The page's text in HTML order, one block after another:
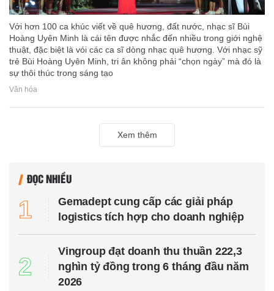
Với hơn 100 ca khúc viết về quê hương, đất nước, nhạc sĩ Bùi
Hoàng Uyên Minh là cái tên được nhắc đến nhiều trong giới nghệ
thuật, đặc biệt là vói các ca sĩ dòng nhạc quê hương. Với nhạc sỹ
trẻ Bùi Hoàng Uyên Minh, tri ân không phải “chọn ngày” mà đó là
sự thôi thúc trong sáng tạo
Văn hóa
Xem thêm
ĐỌC NHIỀU
1
Gemadept cung cấp các giải pháp
logistics tích hợp cho doanh nghiệp
2
Vingroup đạt doanh thu thuần 222,3
nghìn tỷ đồng trong 6 tháng đầu năm
2026